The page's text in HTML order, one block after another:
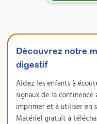
Découvrez notre
digestif
Aidez les enfants à
signaux de la
imprimer et à utiliser en
Matériel gratuit à